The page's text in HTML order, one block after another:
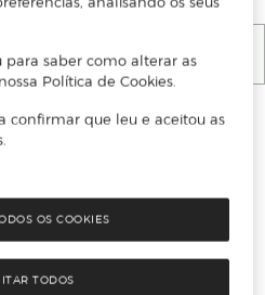
para saber como alterar as
Política de Cookies.
confirmar que leu e aceitou as
TODOS
OS COOKIES